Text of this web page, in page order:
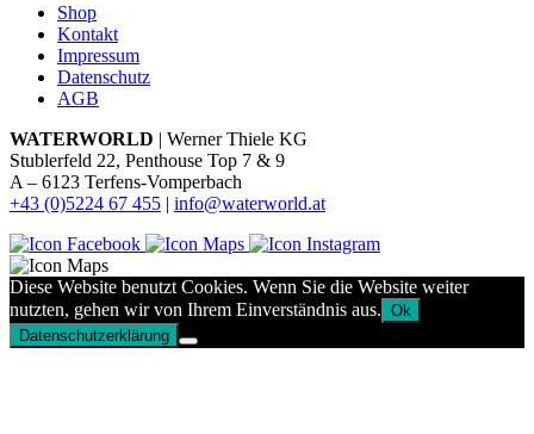
Shop
Kontakt
Impressum
Datenschutz
AGB
WATERWORLD | Werner Thiele KG
Stublerfeld 22, Penthouse Top 7 & 9
A – 6123 Terfens-Vomperbach
+43 (0)5224 67 455 | info@waterworld.at
Diese Website benutzt Cookies. Wenn Sie die Website weiter
nutzten, gehen wir von Ihrem Einverständnis aus. Ok
Datenschutzerklärung